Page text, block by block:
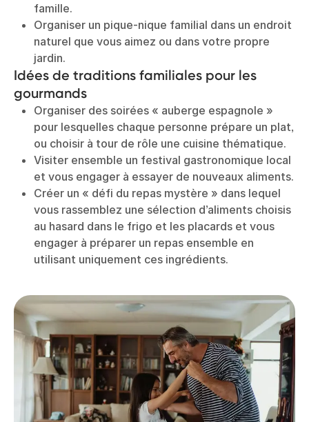
famille.
Organiser un pique-nique familial dans un endroit
naturel que vous aimez ou dans votre propre
jardin.
Idées de traditions familiales pour les
gourmands
Organiser des soirées « auberge espagnole »
pour lesquelles chaque personne prépare un plat,
ou choisir à tour de rôle une cuisine thématique.
Visiter ensemble un festival gastronomique local
et vous engager à essayer de nouveaux aliments.
Créer un « défi du repas mystère » dans lequel
vous rassemblez une sélection d’aliments choisis
au hasard dans le frigo et les placards et vous
engager à préparer un repas ensemble en
utilisant uniquement ces ingrédients.